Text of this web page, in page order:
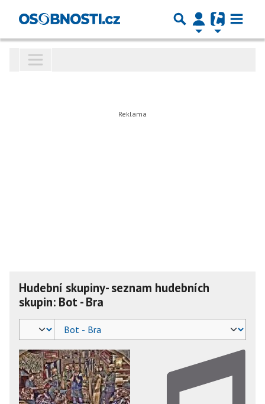
Hudební skupiny- seznam hudebních
skupin: Bot - Bra